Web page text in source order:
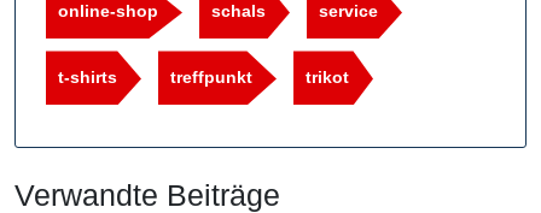
online-shop schals service
t-shirts treffpunkt trikot
Verwandte Beiträge